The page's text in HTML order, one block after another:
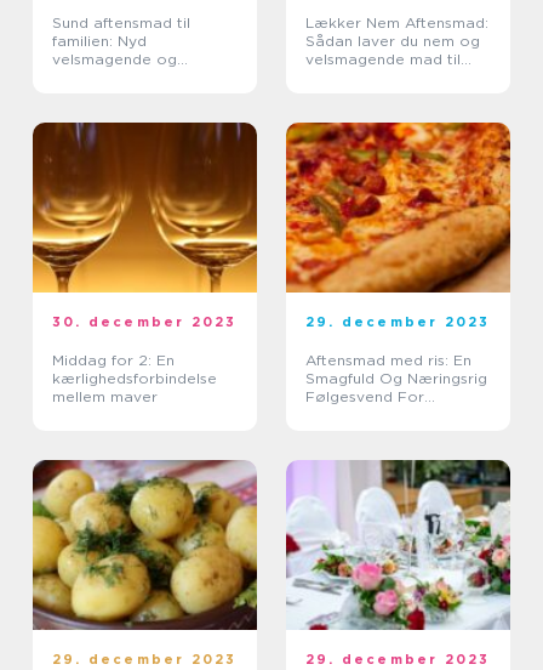
Sund aftensmad til
familien: Nyd
velsmagende og
Lækker Nem Aftensmad:
Sådan laver du nem og
velsmagende mad til
30. december 2023
Middag for 2: En
kærlighedsforbindelse
mellem maver
29. december 2023
Aftensmad med ris: En
Smagfuld Og Næringsrig
Følgesvend For
29. december 2023 29. december 2023